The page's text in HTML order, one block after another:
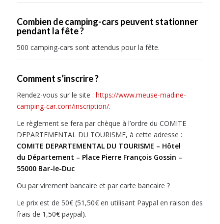
Combien de camping-cars peuvent stationner
pendant la fête ?
500 camping-cars sont attendus pour la fête.
Comment s’inscrire ?
Rendez-vous sur le site : https://www.meuse-madine-
camping-car.com/inscription/.
Le règlement se fera par chèque à l’ordre du COMITE
DEPARTEMENTAL DU TOURISME, à cette adresse :
COMITE DEPARTEMENTAL DU TOURISME – Hôtel
du Département – Place Pierre François Gossin –
55000 Bar-le-Duc
Ou par virement bancaire et par carte bancaire ?
Le prix est de 50€ (51,50€ en utilisant Paypal en raison des
frais de 1,50€ paypal).